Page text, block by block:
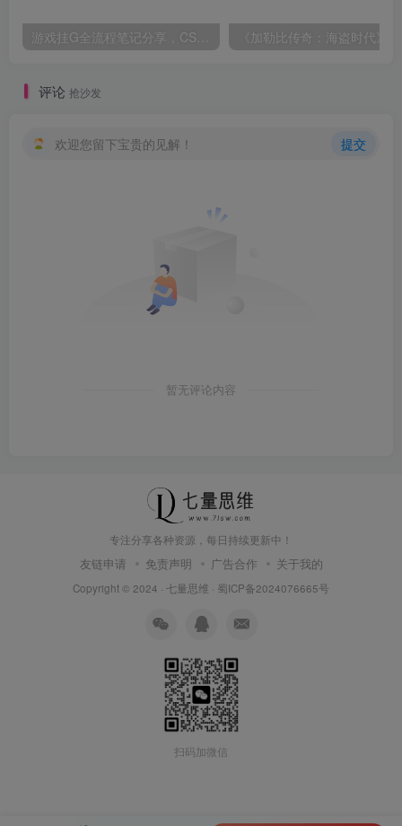
评论 抢沙发
欢迎您留下宝贵的见解！ 提交
暂无评论内容
专注分享各种资源，每日持续更新中！
友链申请 免责声明 广告合作 关于我的
Copyright © 2024 · 七量思维 · 蜀ICP备2024076665号
扫码加微信